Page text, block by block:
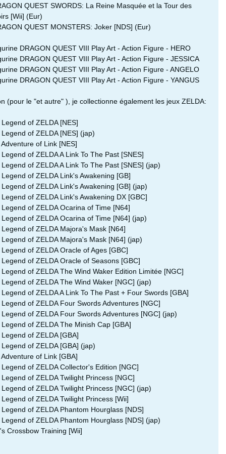
QUEST SWORDS: La Reine Masquée et la Tour des
[Wii] (Eur)
QUEST MONSTERS: Joker [NDS] (Eur)
DRAGON QUEST VIII Play Art - Action Figure - HERO
DRAGON QUEST VIII Play Art - Action Figure - JESSICA
DRAGON QUEST VIII Play Art - Action Figure - ANGELO
DRAGON QUEST VIII Play Art - Action Figure - YANGUS
(pour le "et autre" ), je collectionne également les jeux ZELDA:
of ZELDA [NES]
of ZELDA [NES] (jap)
of Link [NES]
of ZELDA A Link To The Past [SNES]
of ZELDA A Link To The Past [SNES] (jap)
of ZELDA Link's Awakening [GB]
of ZELDA Link's Awakening [GB] (jap)
of ZELDA Link's Awakening DX [GBC]
of ZELDA Ocarina of Time [N64]
of ZELDA Ocarina of Time [N64] (jap)
of ZELDA Majora's Mask [N64]
of ZELDA Majora's Mask [N64] (jap)
of ZELDA Oracle of Ages [GBC]
of ZELDA Oracle of Seasons [GBC]
of ZELDA The Wind Waker Edition Limitée [NGC]
of ZELDA The Wind Waker [NGC] (jap)
of ZELDA A Link To The Past + Four Swords [GBA]
of ZELDA Four Swords Adventures [NGC]
of ZELDA Four Swords Adventures [NGC] (jap)
of ZELDA The Minish Cap [GBA]
of ZELDA [GBA]
of ZELDA [GBA] (jap)
of Link [GBA]
of ZELDA Collector's Edition [NGC]
of ZELDA Twilight Princess [NGC]
of ZELDA Twilight Princess [NGC] (jap)
of ZELDA Twilight Princess [Wii]
of ZELDA Phantom Hourglass [NDS]
of ZELDA Phantom Hourglass [NDS] (jap)
Crossbow Training [Wii]